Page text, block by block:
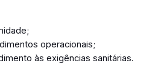
operacionais;
às exigências sanitárias.